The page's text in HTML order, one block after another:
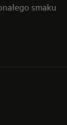
smaku